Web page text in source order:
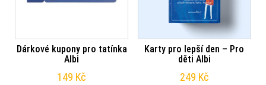
Dárkové kupony pro tatínka
Albi
149 Kč
Karty pro lepší den – Pro
děti Albi
249 Kč